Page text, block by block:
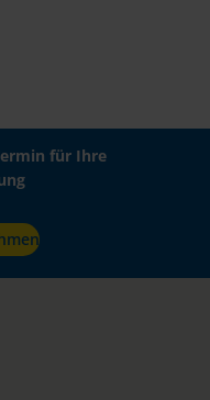
für Ihre